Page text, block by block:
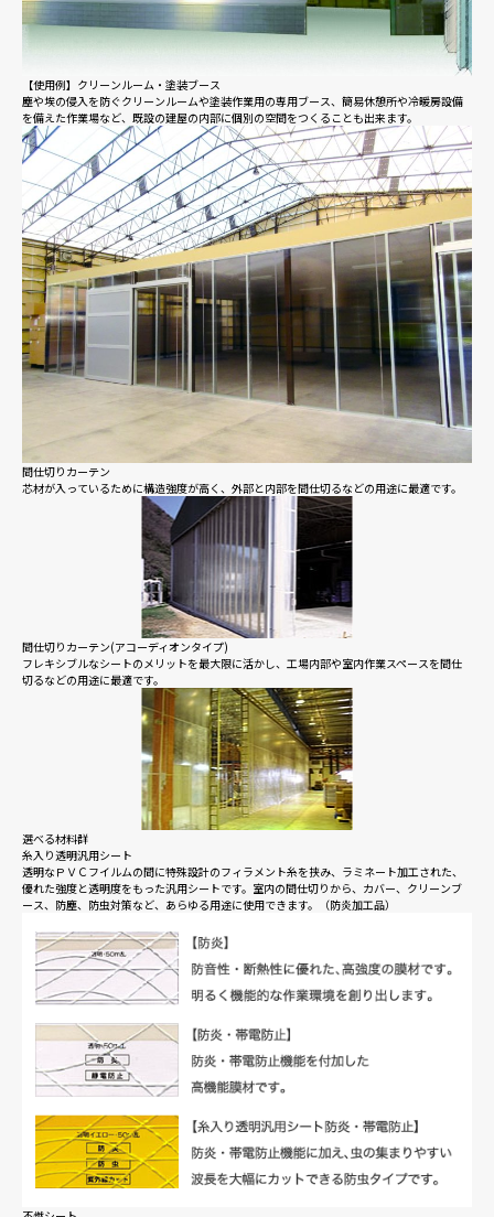
【使用例】クリーンルーム・塗装ブース
塵や埃の侵入を防ぐクリーンルームや塗装作業用の専用ブース、簡易休憩所や冷暖房設備
を備えた作業場など、既設の建屋の内部に個別の空間をつくることも出来ます。
間仕切りカーテン
芯材が入っているために構造強度が高く、外部と内部を間仕切るなどの用途に最適です。
間仕切りカーテン(アコーディオンタイプ)
フレキシブルなシートのメリットを最大限に活かし、工場内部や室内作業スペースを間仕
切るなどの用途に最適です。
選べる材料群
糸入り透明汎用シート
透明なＰＶＣフイルムの間に特殊設計のフィラメント糸を挟み、ラミネート加工された、
優れた強度と透明度をもった汎用シートです。室内の間仕切りから、カバー、クリーンブ
ース、防塵、防虫対策など、あらゆる用途に使用できます。（防炎加工品）